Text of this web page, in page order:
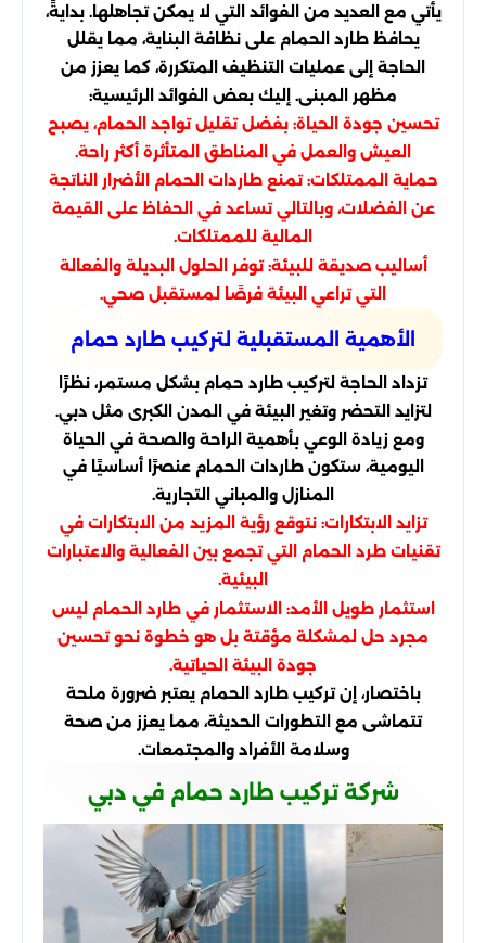
يأتي مع العديد من الفوائد التي لا يمكن تجاهلها. بدايةً،
يحافظ طارد الحمام على نظافة البناية، مما يقلل
الحاجة إلى عمليات التنظيف المتكررة، كما يعزز من
مظهر المبنى. إليك بعض الفوائد الرئيسية:
تحسين جودة الحياة: بفضل تقليل تواجد الحمام، يصبح
العيش والعمل في المناطق المتأثرة أكثر راحة.
حماية الممتلكات: تمنع طاردات الحمام الأضرار الناتجة
عن الفضلات، وبالتالي تساعد في الحفاظ على القيمة
المالية للممتلكات.
أساليب صديقة للبيئة: توفر الحلول البديلة والفعالة
التي تراعي البيئة فرصًا لمستقبل صحي.
الأهمية المستقبلية لتركيب طارد حمام
تزداد الحاجة لتركيب طارد حمام بشكل مستمر، نظرًا
لتزايد التحضر وتغير البيئة في المدن الكبرى مثل دبي.
ومع زيادة الوعي بأهمية الراحة والصحة في الحياة
اليومية، ستكون طاردات الحمام عنصرًا أساسيًا في
المنازل والمباني التجارية.
تزايد الابتكارات: نتوقع رؤية المزيد من الابتكارات في
تقنيات طرد الحمام التي تجمع بين الفعالية والاعتبارات
البيئية.
استثمار طويل الأمد: الاستثمار في طارد الحمام ليس
مجرد حل لمشكلة مؤقتة بل هو خطوة نحو تحسين
جودة البيئة الحياتية.
باختصار، إن تركيب طارد الحمام يعتبر ضرورة ملحة
تتماشى مع التطورات الحديثة، مما يعزز من صحة
وسلامة الأفراد والمجتمعات.
شركة تركيب طارد حمام في دبي